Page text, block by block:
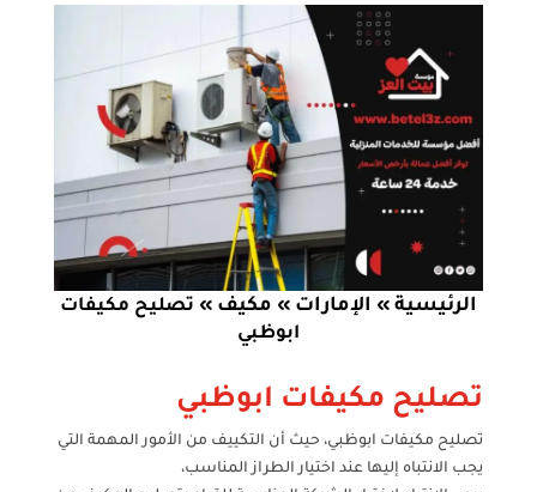
الرئيسية » الإمارات » مكيف » تصليح مكيفات
ابوظبي
تصليح مكيفات ابوظبي
تصليح مكيفات ابوظبي، حيث أن التكييف من الأمور المهمة التي
يجب الانتباه إليها عند اختيار الطراز المناسب،